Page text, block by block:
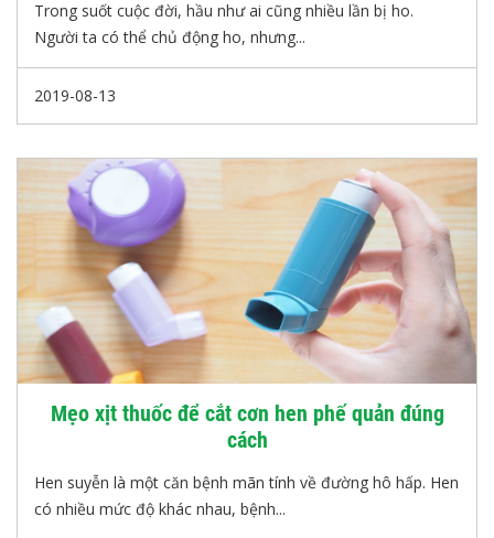
Trong suốt cuộc đời, hầu như ai cũng nhiều lần bị ho.
Người ta có thể chủ động ho, nhưng...
2019-08-13
Mẹo xịt thuốc để cắt cơn hen phế quản đúng
cách
Hen suyễn là một căn bệnh mãn tính về đường hô hấp. Hen
có nhiều mức độ khác nhau, bệnh...